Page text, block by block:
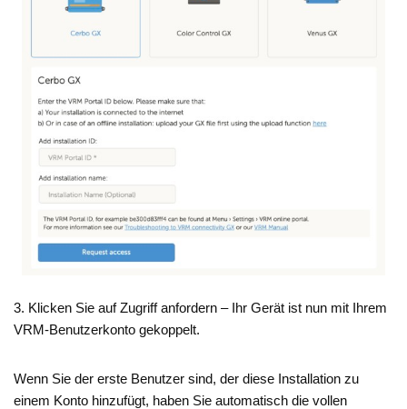
3. Klicken Sie auf Zugriff anfordern – Ihr Gerät ist nun mit Ihrem
VRM-Benutzerkonto gekoppelt.
Wenn Sie der erste Benutzer sind, der diese Installation zu
einem Konto hinzufügt, haben Sie automatisch die vollen